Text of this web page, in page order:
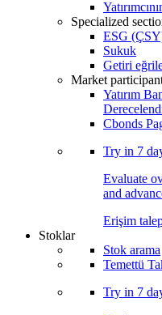
Specialized
ESG
Sukuk
Getiri
Market
Yatırım
Cbonds
Try in 7
Evaluate
and
Erişim
Stoklar
Stok arama
Temettü
Try in 7